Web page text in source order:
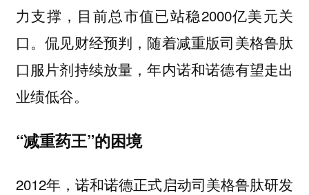
力支撑，目前总市值已站稳2000亿美元关
口。侃见财经预判，随着减重版司美格鲁肽
口服片剂持续放量，年内诺和诺德有望走出
业绩低谷。
“减重药王”的困境
2012年，诺和诺德正式启动司美格鲁肽研发